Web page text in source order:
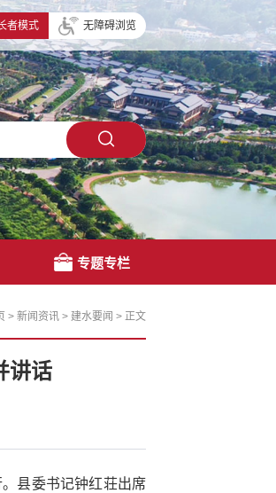
者模式 无障碍浏览
专题专栏
> 新闻资讯 > 建水要闻 > 正文
讲话
县委书记钟红荘出席